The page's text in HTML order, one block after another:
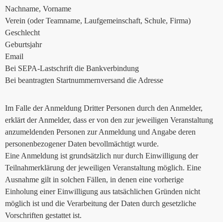
Nachname, Vorname
Verein (oder Teamname, Laufgemeinschaft, Schule, Firma)
Geschlecht
Geburtsjahr
Email
Bei SEPA-Lastschrift die Bankverbindung
Bei beantragten Startnummernversand die Adresse
Im Falle der Anmeldung Dritter Personen durch den Anmelder,
erklärt der Anmelder, dass er von den zur jeweiligen Veranstaltung
anzumeldenden Personen zur Anmeldung und Angabe deren
personenbezogener Daten bevollmächtigt wurde.
Eine Anmeldung ist grundsätzlich nur durch Einwilligung der
Teilnahmerklärung der jeweiligen Veranstaltung möglich. Eine
Ausnahme gilt in solchen Fällen, in denen eine vorherige
Einholung einer Einwilligung aus tatsächlichen Gründen nicht
möglich ist und die Verarbeitung der Daten durch gesetzliche
Vorschriften gestattet ist.